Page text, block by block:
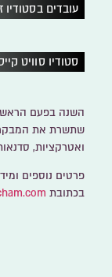
עובדים
סטודיו סוויט
השנה בפעם
שתשרת את
ואטרקציות,
פרטים נוספים
בכתובת